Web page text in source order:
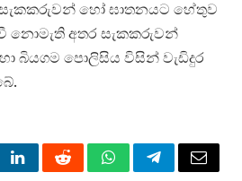
හෝ ඝාතනයට හේතුව
නොමැති අතර සැකකරුවන්
බියගම පොලිසිය විසින් වැඩිදුර
LinkedInRedditWhatsAppTelegramEmail